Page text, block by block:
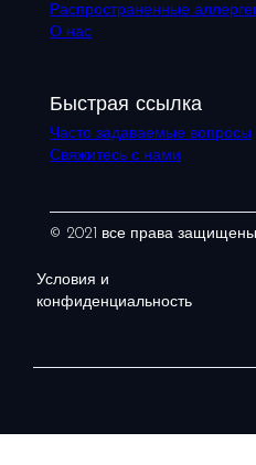
Распространенные
О нас
Быстрая ссылка
Часто задаваемые вопросы
Свяжитесь с нами
© 2021 все права защищены
Условия и
конфиденциальность